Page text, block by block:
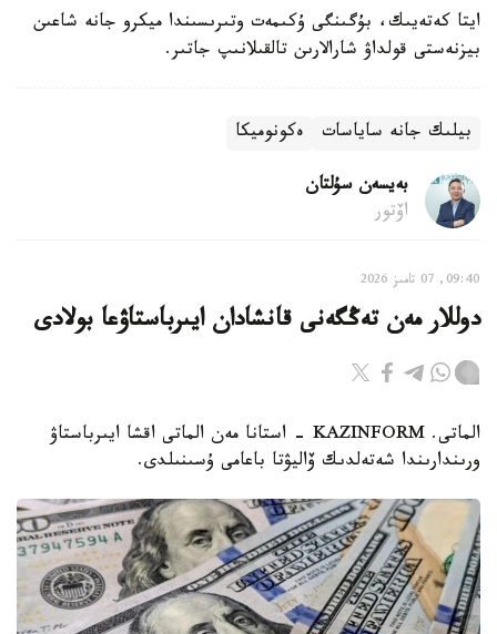
ايتا كەتەيىك، بۇگىنگى ۇكىمەت وتىرىسىندا ميكرو جانە شاعىن
بيزنەستى قولداۋ شارالارىن تالقىلانىپ جاتىر.
بيلىك جانە ساياسات ەكونوميكا
بەيسەن سۇلتان
اۆتور
09:40, 07 تامىز 2026
دوللار مەن تەڭگەنى قانشادان ايىرباستاۋعا بولادى
الماتى. KAZINFORM - استانا مەن الماتى اقشا ايىرباستاۋ
ورىندارىندا شەتەلدىك ۆاليۋتا باعامى ۇسىنىلدى.